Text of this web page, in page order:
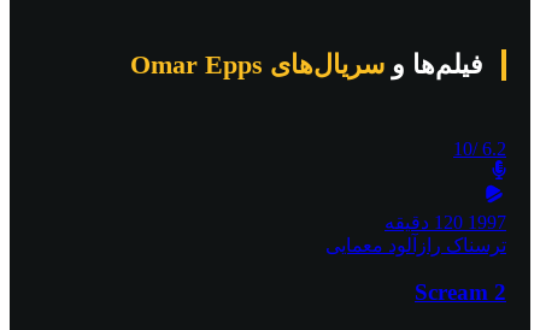
فیلم‌ها و سریال‌های Omar Epps
6.2
/10
1997 120 دقیقه
ترسناک رازآلود معمایی
Scream 2